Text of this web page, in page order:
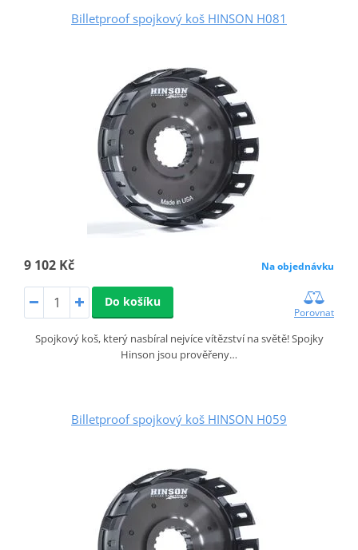
Billetproof spojkový koš HINSON H081
9 102 Kč Na objednávku
Do košíku
Porovnat
Spojkový koš, který nasbíral nejvíce vítězství na světě! Spojky
Hinson jsou prověřeny…
Billetproof spojkový koš HINSON H059